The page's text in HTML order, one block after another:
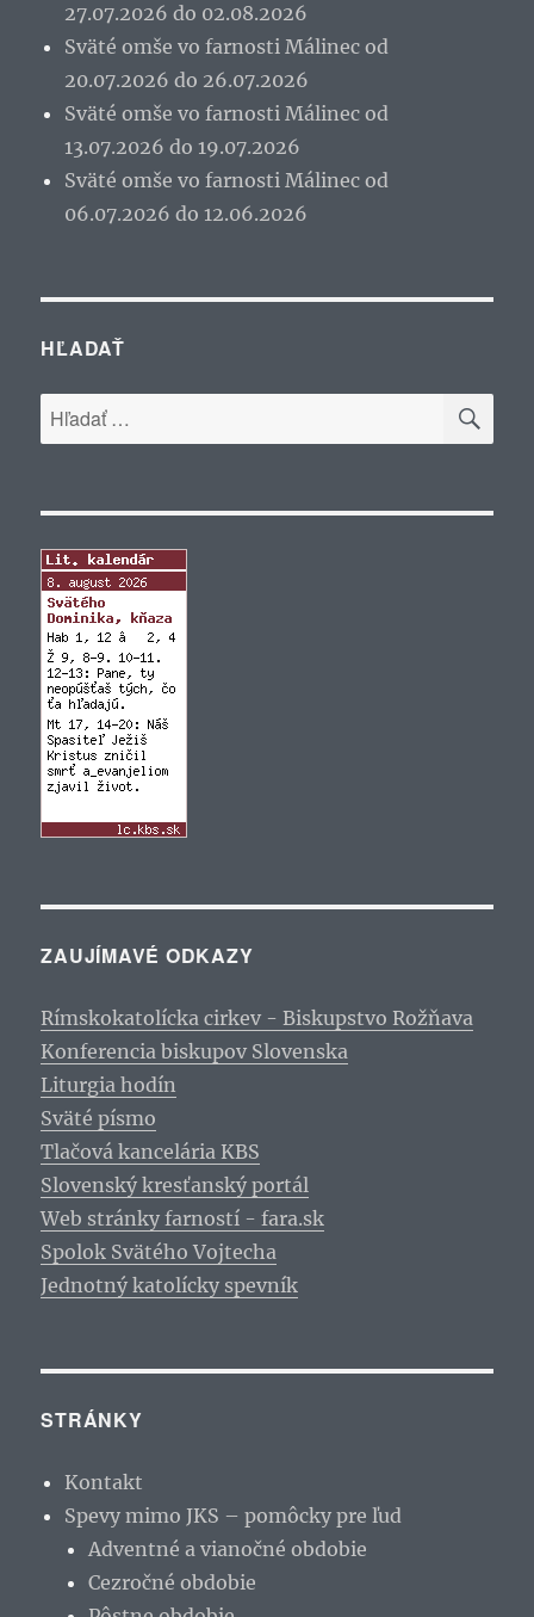
27.07.2026 do 02.08.2026
Sväté omše vo farnosti Málinec od
20.07.2026 do 26.07.2026
Sväté omše vo farnosti Málinec od
13.07.2026 do 19.07.2026
Sväté omše vo farnosti Málinec od
06.07.2026 do 12.06.2026
HĽADAŤ
Hľadať:
ZAUJÍMAVÉ ODKAZY
Rímskokatolícka cirkev - Biskupstvo Rožňava
Konferencia biskupov Slovenska
Liturgia hodín
Sväté písmo
Tlačová kancelária KBS
Slovenský kresťanský portál
Web stránky farností - fara.sk
Spolok Svätého Vojtecha
Jednotný katolícky spevník
STRÁNKY
Kontakt
Spevy mimo JKS – pomôcky pre ľud
Adventné a vianočné obdobie
Cezročné obdobie